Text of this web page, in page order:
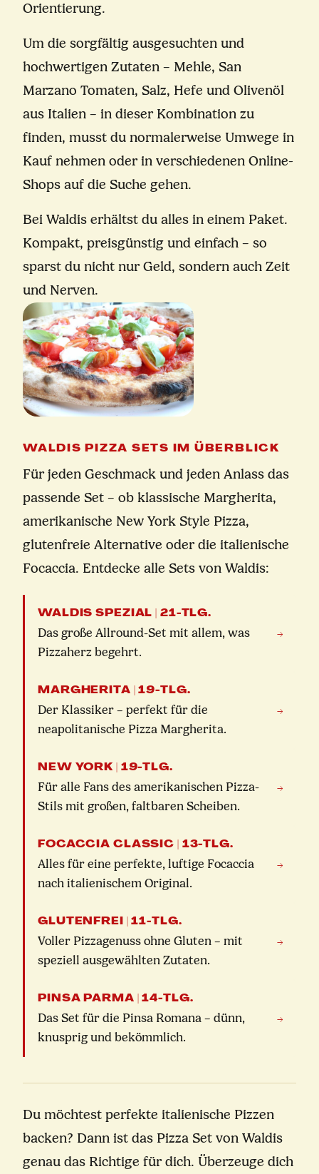
Orientierung.
Um die sorgfältig ausgesuchten und
hochwertigen Zutaten – Mehle, San
Marzano Tomaten, Salz, Hefe und Olivenöl
aus Italien – in dieser Kombination zu
finden, musst du normalerweise Umwege in
Kauf nehmen oder in verschiedenen Online-
Shops auf die Suche gehen.
Bei Waldis erhältst du alles in einem Paket.
Kompakt, preisgünstig und einfach – so
sparst du nicht nur Geld, sondern auch Zeit
und Nerven.
WALDIS PIZZA SETS IM ÜBERBLICK
Für jeden Geschmack und jeden Anlass das
passende Set – ob klassische Margherita,
amerikanische New York Style Pizza,
glutenfreie Alternative oder die italienische
Focaccia. Entdecke alle Sets von Waldis:
WALDIS SPEZIAL | 21-TLG.
Das große Allround-Set mit allem, was
Pizzaherz begehrt.
→
MARGHERITA | 19-TLG.
Der Klassiker – perfekt für die
neapolitanische Pizza Margherita.
→
NEW YORK | 19-TLG.
Für alle Fans des amerikanischen Pizza-
Stils mit großen, faltbaren Scheiben.
→
FOCACCIA CLASSIC | 13-TLG.
Alles für eine perfekte, luftige Focaccia
nach italienischem Original.
→
GLUTENFREI | 11-TLG.
Voller Pizzagenuss ohne Gluten – mit
speziell ausgewählten Zutaten.
→
PINSA PARMA | 14-TLG.
Das Set für die Pinsa Romana – dünn,
knusprig und bekömmlich.
→
Du möchtest perfekte italienische Pizzen
backen? Dann ist das Pizza Set von Waldis
genau das Richtige für dich. Überzeuge dich